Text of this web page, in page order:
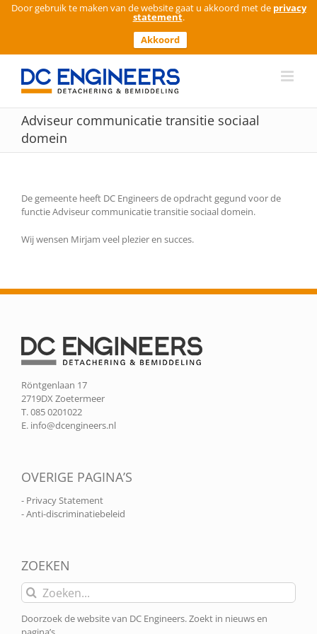
Door gebruik te maken van de website gaat u akkoord met de privacy
statement.
Akkoord
Ga
inhoud
Adviseur communicatie transitie sociaal
domein
De gemeente heeft DC Engineers de opdracht gegund voor de
functie Adviseur communicatie transitie sociaal domein.
Wij wensen Mirjam veel plezier en succes.
Röntgenlaan 17
2719DX Zoetermeer
T. 085 0201022
E. info@dcengineers.nl
OVERIGE PAGINA’S
- Privacy Statement
- Anti-discriminatiebeleid
ZOEKEN
Zoeken
naar:
Doorzoek de website van DC Engineers. Zoekt in nieuws en